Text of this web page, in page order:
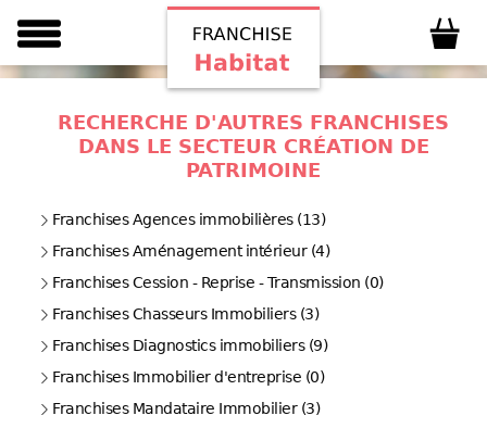
RECHERCHE D'AUTRES FRANCHISES
DANS LE SECTEUR CRÉATION DE
PATRIMOINE
Franchises Agences immobilières (13)
Franchises Aménagement intérieur (4)
Franchises Cession - Reprise - Transmission (0)
Franchises Chasseurs Immobiliers (3)
Franchises Diagnostics immobiliers (9)
Franchises Immobilier d'entreprise (0)
Franchises Mandataire Immobilier (3)